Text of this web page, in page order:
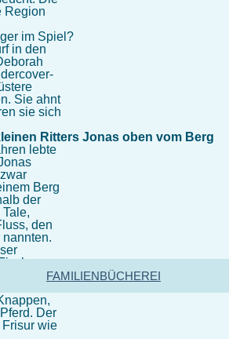
FAMILIENBÜCHEREI
Region
im Spiel?
in den
Sie ahnt
sie sich
Ritters Jonas oben vom Berg
lebte
Berg
der
den
vom
Der
wie